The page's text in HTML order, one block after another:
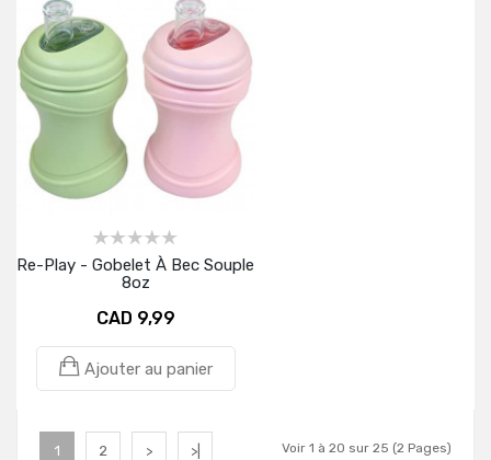
Re-Play - Gobelet À Bec Souple
8oz
CAD 9,99
Ajouter au panier
Voir 1 à 20 sur 25 (2 Pages)
1 2 > >|